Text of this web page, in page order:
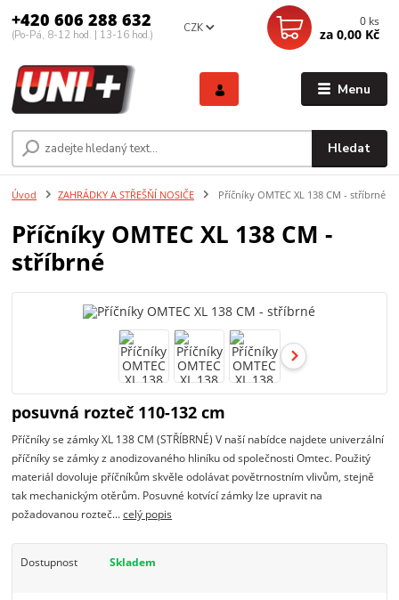
Menu
CZK
Hledat
+420 606 288 632
(Po-Pá, 8-12 hod. | 13-16 hod.)
0 ks
za 0,00 Kč
Úvod ZAHRÁDKY A STŘEŠŇÍ NOSIČE Příčníky OMTEC XL 138 CM - stříbrné
Příčníky OMTEC XL 138 CM -
stříbrné
posuvná rozteč 110-132 cm
Příčníky se zámky XL 138 CM (STŘÍBRNÉ) V naší nabídce najdete univerzální
příčníky se zámky z anodizovaného hliníku od společnosti Omtec. Použitý
materiál dovoluje příčníkům skvěle odolávat povětrnostním vlivům, stejně
tak mechanickým otěrům. Posuvné kotvící zámky lze upravit na
požadovanou rozteč...celý popis
Dostupnost Skladem